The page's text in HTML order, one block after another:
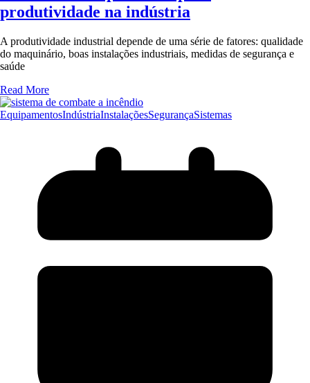
produtividade na indústria
A produtividade industrial depende de uma série de fatores: qualidade
do maquinário, boas instalações industriais, medidas de segurança e
saúde
Read More
EquipamentosIndústriaInstalaçõesSegurançaSistemas